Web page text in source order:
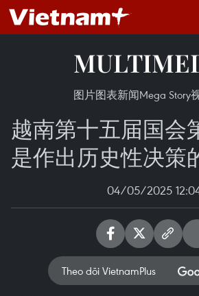
图片图表新闻Mega Story
越南第十五届国会
是作出历史性决策
04/05/2025
Theo dõi VietnamPlus